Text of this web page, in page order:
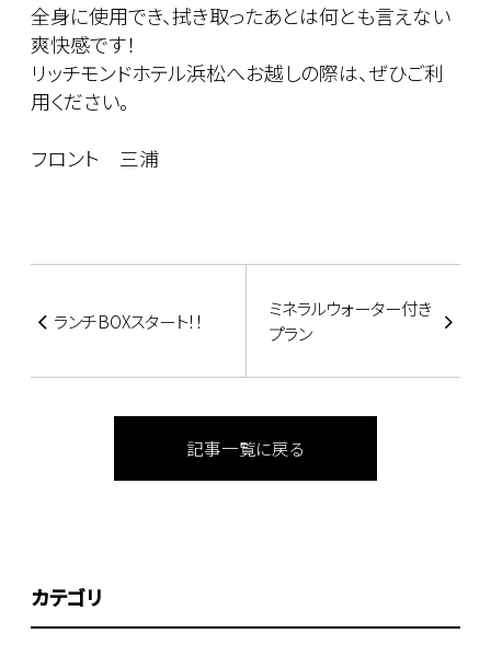
全身に使用でき、拭き取ったあとは何とも言えない
爽快感です！
リッチモンドホテル浜松へお越しの際は、ぜひご利
用ください。
フロント 三浦
ランチBOXスタート！！
ミネラルウォーター付き
プラン
記事一覧に戻る
カテゴリ